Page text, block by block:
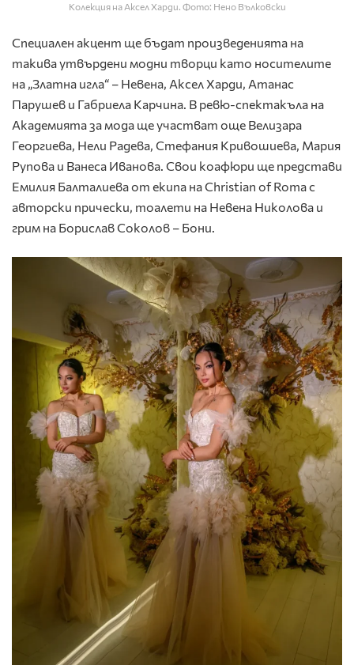
Колекция на Аксел Харди. Фото: Нено Вълковски
Специален акцент ще бъдат произведенията на
такива утвърдени модни творци като носителите
на „Златна игла“ – Невена, Аксел Харди, Атанас
Парушев и Габриела Карчина. В ревю-спектакъла на
Академията за мода ще участват още Велизара
Георгиева, Нели Радева, Стефания Кривошиева, Мария
Рупова и Ванеса Иванова. Свои коафюри ще представи
Емилия Балталиева от екипа на Christian of Roma с
авторски прически, тоалети на Невена Николова и
грим на Борислав Соколов – Бони.